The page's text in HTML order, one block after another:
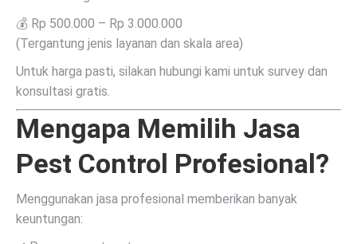
💰 Rp 500.000 – Rp 3.000.000
(Tergantung jenis layanan dan skala area)
Untuk harga pasti, silakan hubungi kami untuk survey dan
konsultasi gratis.
Mengapa Memilih Jasa
Pest Control Profesional?
Menggunakan jasa profesional memberikan banyak
keuntungan: